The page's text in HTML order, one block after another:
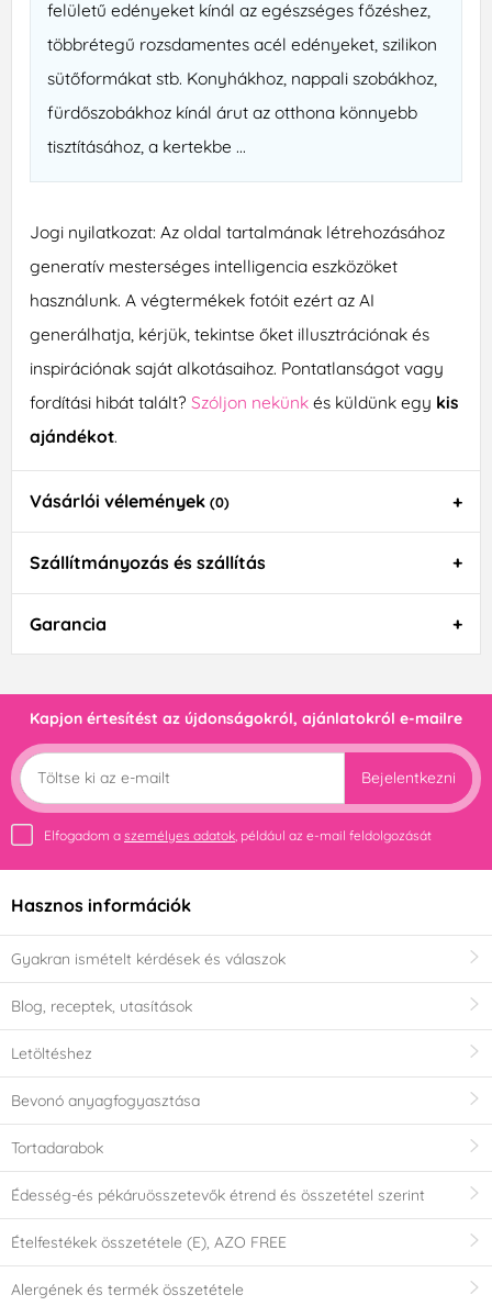
felületű edényeket kínál az egészséges főzéshez,
többrétegű rozsdamentes acél edényeket, szilikon
sütőformákat stb. Konyhákhoz, nappali szobákhoz,
fürdőszobákhoz kínál árut az otthona könnyebb
tisztításához, a kertekbe ...
Jogi nyilatkozat: Az oldal tartalmának létrehozásához
generatív mesterséges intelligencia eszközöket
használunk. A végtermékek fotóit ezért az AI
generálhatja, kérjük, tekintse őket illusztrációnak és
inspirációnak saját alkotásaihoz. Pontatlanságot vagy
fordítási hibát talált? Szóljon nekünkés küldünk egy kis
ajándékot.
Vásárlói vélemények (0)
Szállítmányozás és szállítás
Garancia
Kapjon értesítést az újdonságokról, ajánlatokról e-mailre
Bejelentkezni
Elfogadom a személyes adatok , például az e-mail feldolgozását
Hasznos információk
Gyakran ismételt kérdések és válaszok
Blog, receptek, utasítások
Letöltéshez
Bevonó anyagfogyasztása
Tortadarabok
Édesség-és pékáruösszetevők étrend és összetétel szerint
Ételfestékek összetétele (E), AZO FREE
Alergének és termék összetétele